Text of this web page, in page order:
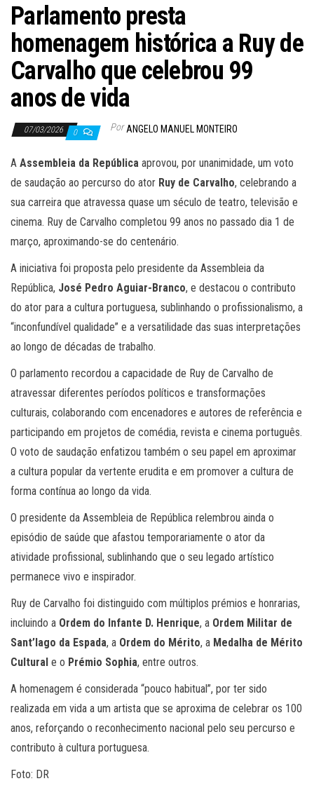
Parlamento presta
homenagem histórica a Ruy de
Carvalho que celebrou 99
anos de vida
07/03/2026 0 Por ANGELO MANUEL MONTEIRO
A Assembleia da República aprovou, por unanimidade, um voto
de saudação ao percurso do ator Ruy de Carvalho, celebrando a
sua carreira que atravessa quase um século de teatro, televisão e
cinema. Ruy de Carvalho completou 99 anos no passado dia 1 de
março, aproximando-se do centenário.
A iniciativa foi proposta pelo presidente da Assembleia da
República, José Pedro Aguiar-Branco, e destacou o contributo
do ator para a cultura portuguesa, sublinhando o profissionalismo, a
“inconfundível qualidade” e a versatilidade das suas interpretações
ao longo de décadas de trabalho.
O parlamento recordou a capacidade de Ruy de Carvalho de
atravessar diferentes períodos políticos e transformações
culturais, colaborando com encenadores e autores de referência e
participando em projetos de comédia, revista e cinema português.
O voto de saudação enfatizou também o seu papel em aproximar
a cultura popular da vertente erudita e em promover a cultura de
forma contínua ao longo da vida.
O presidente da Assembleia de República relembrou ainda o
episódio de saúde que afastou temporariamente o ator da
atividade profissional, sublinhando que o seu legado artístico
permanece vivo e inspirador.
Ruy de Carvalho foi distinguido com múltiplos prémios e honrarias,
incluindo a Ordem do Infante D. Henrique, a Ordem Militar de
Sant’Iago da Espada, a Ordem do Mérito, a Medalha de Mérito
Cultural e o Prémio Sophia, entre outros.
A homenagem é considerada “pouco habitual”, por ter sido
realizada em vida a um artista que se aproxima de celebrar os 100
anos, reforçando o reconhecimento nacional pelo seu percurso e
contributo à cultura portuguesa.
Foto: DR